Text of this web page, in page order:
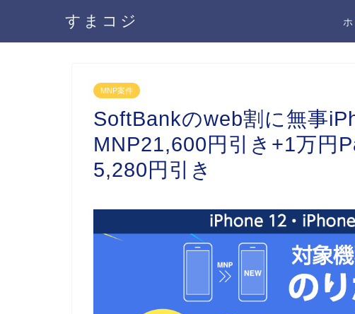
すまコジ
MNP案件
SoftBankのweb割に無事
MNP21,600円引き+1万円
5,280円引き